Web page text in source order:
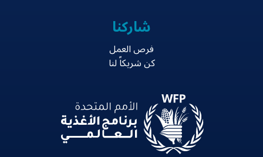
شاركنا
فرص العمل
كن شريكاً لنا